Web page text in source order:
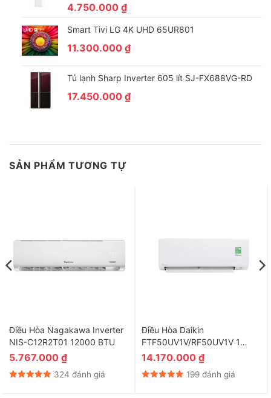
4.750.000 ₫
Smart Tivi LG 4K UHD 65UR801
11.300.000 ₫
Tủ lạnh Sharp Inverter 605 lít SJ-FX688VG-RD
17.450.000 ₫
SẢN PHẨM TƯƠNG TỰ
Điều Hòa Nagakawa Inverter
NIS-C12R2T01 12000 BTU
5.767.000 ₫
324 đánh giá
Điều Hòa Daikin
FTF50UV1V/RF50UV1V 1
Chiều 18000Btu
14.170.000 ₫
199 đánh giá